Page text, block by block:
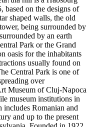
based on the designs of
shaped walls, the old
being surrounded by
by an earth
Park or the Grand
oasis for the inhabitants
usually found on
Central Park is one of
over
Museum of Cluj-Napoca
museum institutions in
Romanian and
and up to the present